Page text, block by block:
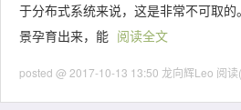
于分布式系统来说，这是非常不可取
景孕育出来，能 阅读全文
posted @ 2017-10-13 13:50 龙向辉Leo 阅